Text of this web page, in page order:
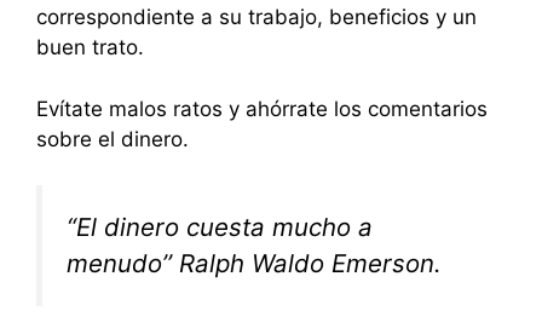
correspondiente a su trabajo, beneficios y un
buen trato.
Evítate malos ratos y ahórrate los comentarios
sobre el dinero.
“El dinero cuesta mucho a
menudo’’ Ralph Waldo Emerson.